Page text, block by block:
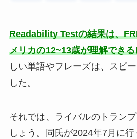
Readability Testの結果は、
メリカの12~13歳が理解でき
しい単語やフレーズは、スピ
した。
それでは、ライバルのトラン
しょう。同氏が2024年7月に